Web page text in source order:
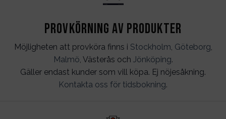
Provkörning av produkter
Möjligheten att provköra finns i Stockholm Göteborg
Malmö , Västerås och Jönköping.
Gäller endast kunder som vill köpa. Ej nöjesåkning.
Kontakta oss för tidsbokning.